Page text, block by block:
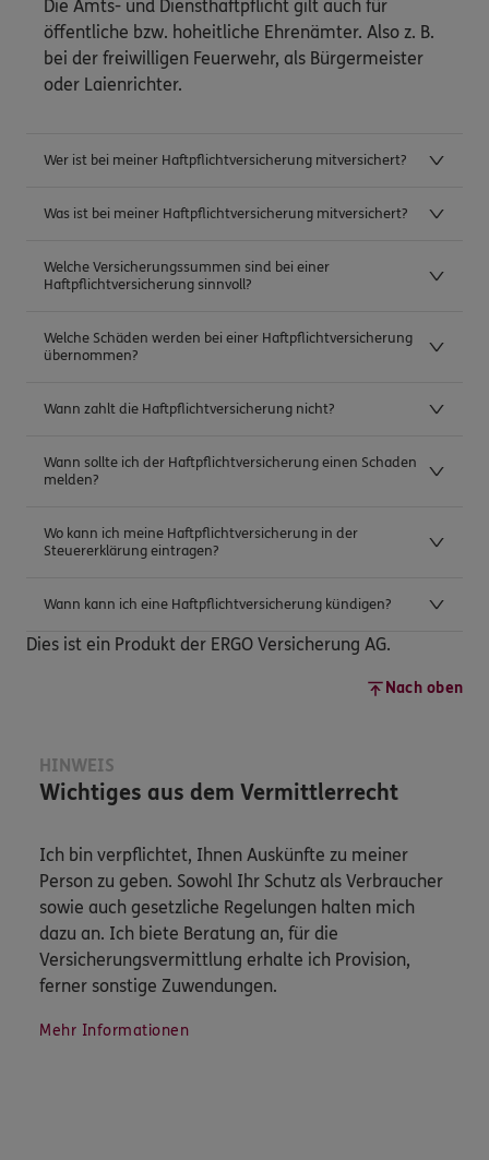
Die Amts- und Diensthaftpflicht gilt auch für
öffentliche bzw. hoheitliche Ehrenämter. Also z. B.
bei der freiwilligen Feuerwehr, als Bürgermeister
oder Laienrichter.
Wer ist bei meiner Haftpflichtversicherung mitversichert?
Was ist bei meiner Haftpflichtversicherung mitversichert?
Welche Versicherungssummen sind bei einer
Haftpflichtversicherung sinnvoll?
Welche Schäden werden bei einer Haftpflichtversicherung
übernommen?
Wann zahlt die Haftpflichtversicherung nicht?
Wann sollte ich der Haftpflichtversicherung einen Schaden
melden?
Wo kann ich meine Haftpflichtversicherung in der
Steuererklärung eintragen?
Wann kann ich eine Haftpflichtversicherung kündigen?
Dies ist ein Produkt der ERGO Versicherung AG.
Nach oben
HINWEIS
Wichtiges aus dem Vermittlerrecht
Ich bin verpflichtet, Ihnen Auskünfte zu meiner
Person zu geben. Sowohl Ihr Schutz als Verbraucher
sowie auch gesetzliche Regelungen halten mich
dazu an. Ich biete Beratung an, für die
Versicherungsvermittlung erhalte ich Provision,
ferner sonstige Zuwendungen.
Mehr Informationen